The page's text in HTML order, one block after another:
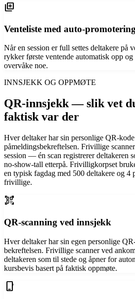
queue
Venteliste med auto-promotering
Når en session er full settes deltakere på
rykker første ventende automatisk opp
overvåke noe.
INNSJEKK OG OPPMØTE
QR-innsjekk — slik vet
faktisk var der
Hver deltaker har sin personlige QR-
påmeldingsbekreftelsen. Frivillige
session — én scan registrerer deltakeren
no-show-tall etterpå. Frivilligkorpset
en typisk fagdag med 500 deltakere og 4
frivillige.
qr_code_scanner
QR-scanning ved innsjekk
Hver deltaker har sin egen personlige
bekreftelsen. Frivillige scanner ved
deltakeren som til stede og åpner for
kursbevis basert på faktisk oppmøte.
phone_iphone